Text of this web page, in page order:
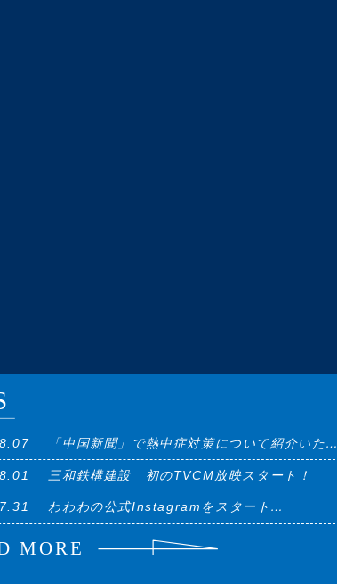
「中国新聞」で熱中症対策について紹介いた…
三和鉄構建設 初のTVCM放映スタート！
わわわの公式Instagramをスタート…